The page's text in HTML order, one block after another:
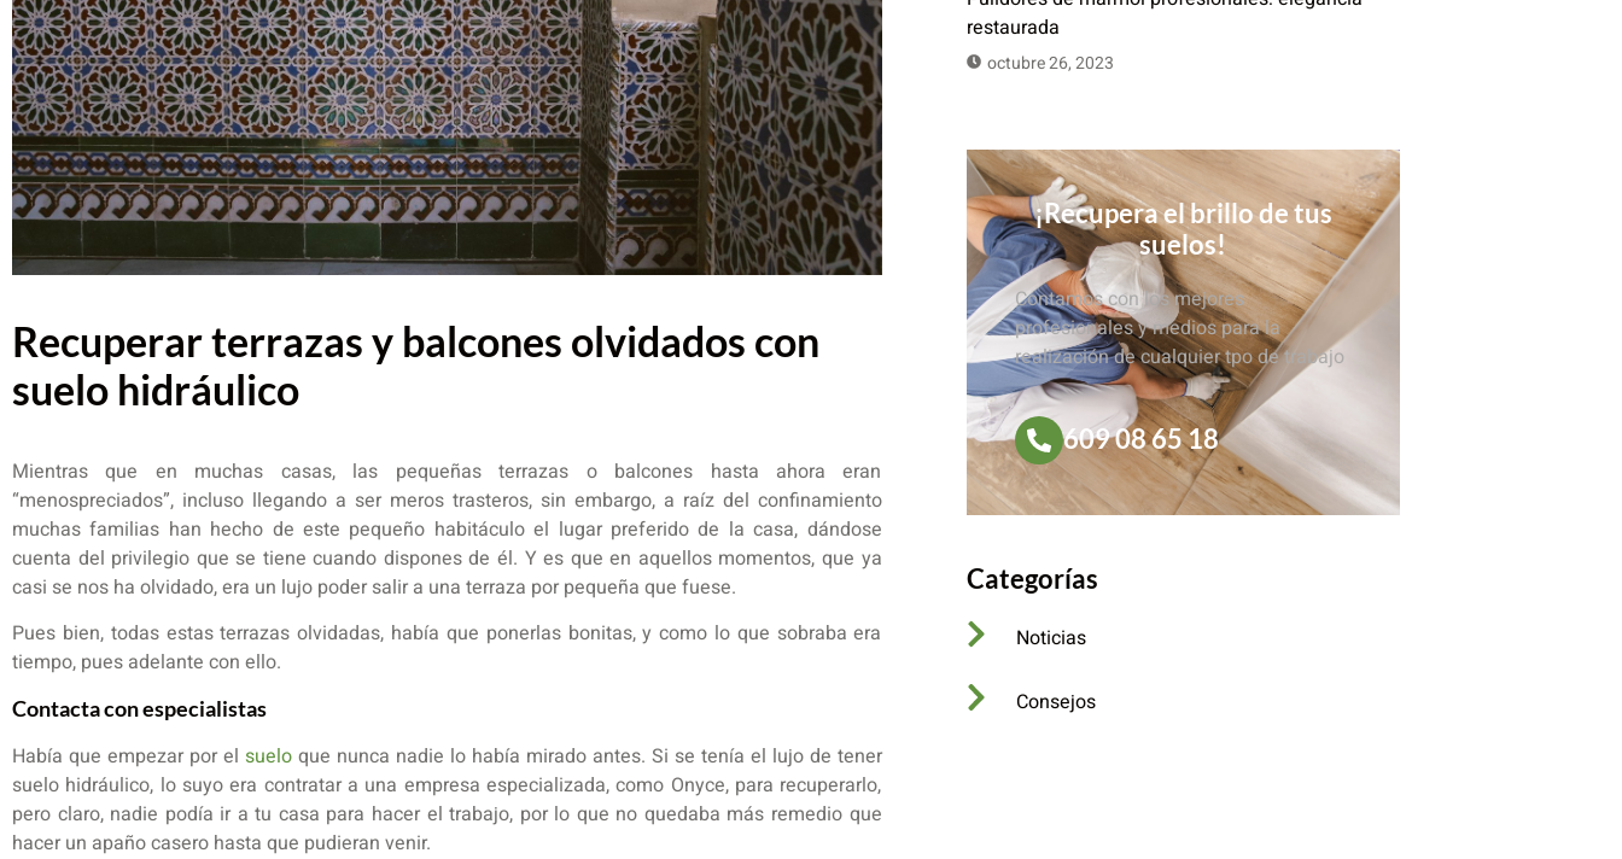
Recuperar terrazas y balcones olvidados con
suelo hidráulico
Mientras que en muchas casas, las pequeñas terrazas o balcones hasta ahora eran
“menospreciados”, incluso llegando a ser meros trasteros, sin embargo, a raíz del confinamiento
muchas familias han hecho de este pequeño habitáculo el lugar preferido de la casa, dándose
cuenta del privilegio que se tiene cuando dispones de él. Y es que en aquellos momentos, que ya
casi se nos ha olvidado, era un lujo poder salir a una terraza por pequeña que fuese.
Pues bien, todas estas terrazas olvidadas, había que ponerlas bonitas, y como lo que sobraba era
tiempo, pues adelante con ello.
Contacta con especialistas
Había que empezar por el sueloque nunca nadie lo había mirado antes. Si se tenía el lujo de tener
suelo hidráulico, lo suyo era contratar a una empresa especializada, como Onyce, para recuperarlo,
pero claro, nadie podía ir a tu casa para hacer el trabajo, por lo que no quedaba más remedio que
hacer un apaño casero hasta que pudieran venir.
restaurada
octubre 26, 2023
¡Recupera el brillo de tus
suelos!
Contamos con los mejores
profesionales y medios para la
realización de cualquier tpo de trabajo
609 08 65 18
Categorías
Noticias
Consejos